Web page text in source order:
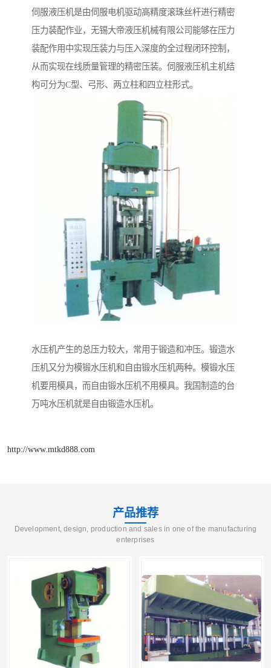
伺服液压机是由伺服电机驱动高精度滚珠丝杆进行精密
压力装配作业，无锡大帝液压机械有限公司能够在压力
装配作用中实现压装力与压入深度的全过程闭环控制，
从而实现在线质量管理的精密压装。伺服液压机主机结
构可分为C型、弓形、两立柱和四立柱形式。
水压机产生的总压力较大，常用于锻造和冲压。锻造水
压机又分为模锻水压机和自由锻水压机两种。模锻水压
机要用模具，而自由锻水压机不用模具。我国制造的台
万吨水压机就是自由锻造水压机。
http://www.mtkd888.com
产品推荐
Development, design, production and sales in one of the manufacturing
enterprises